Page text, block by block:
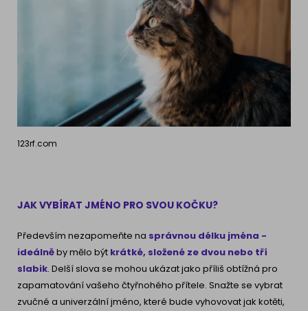
123rf.com
JAK VYBÍRAT JMÉNO PRO SVOU KOČKU?
Především nezapomeňte na správnou délku jména -
ideálněby mělo být krátké, složené ze dvou nebo tří
slabik. Delší slova se mohou ukázat jako příliš obtížná pro
zapamatování vašeho čtyřnohého přítele. Snažte se vybrat
zvučné a univerzální jméno, které bude vyhovovat jak kotěti,